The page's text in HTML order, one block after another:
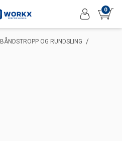
0
/
BÅNDSTROPP OG RUNDSLING